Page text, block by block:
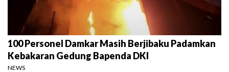
100 Personel Damkar Masih Berjibaku Padamkan
Kebakaran Gedung Bapenda DKI
NEWS